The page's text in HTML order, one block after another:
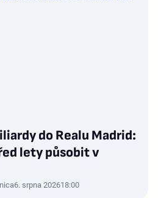
do Realu Madrid:
lety působit v
6. srpna 202618:00